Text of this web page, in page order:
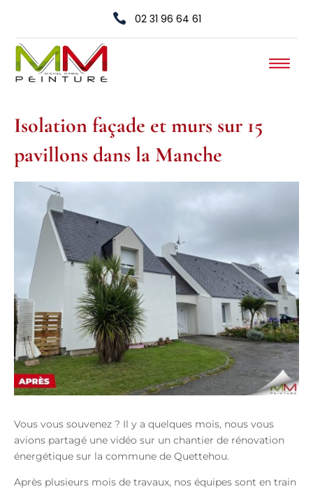
 02 31 96 64 61
Isolation façade et murs sur 15
pavillons dans la Manche
Vous vous souvenez ? Il y a quelques mois, nous vous
avions partagé une vidéo sur un chantier de rénovation
énergétique sur la commune de Quettehou.
Après plusieurs mois de travaux, nos équipes sont en train